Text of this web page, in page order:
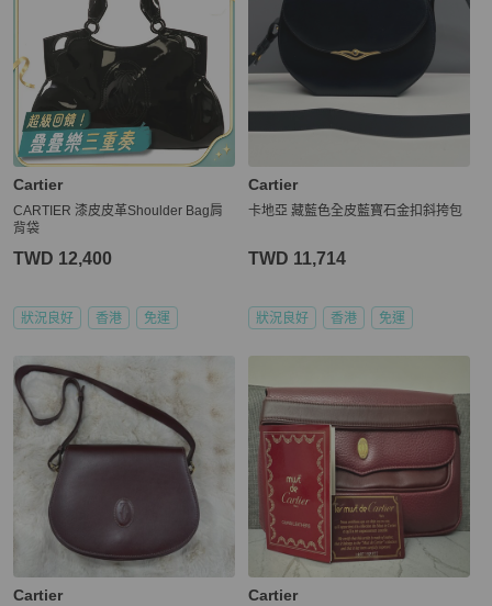
Cartier
CARTIER 漆皮皮革Shoulder Bag肩
背袋
TWD 12,400
狀況良好 香港 免運
Cartier
卡地亞 藏藍色全皮藍寶石金扣斜挎包
TWD 11,714
狀況良好 香港 免運
Cartier Cartier